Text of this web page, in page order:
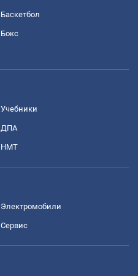
Баскетбол
Бокс
Учебники
ДПА
НМТ
Электромобили
Сервис